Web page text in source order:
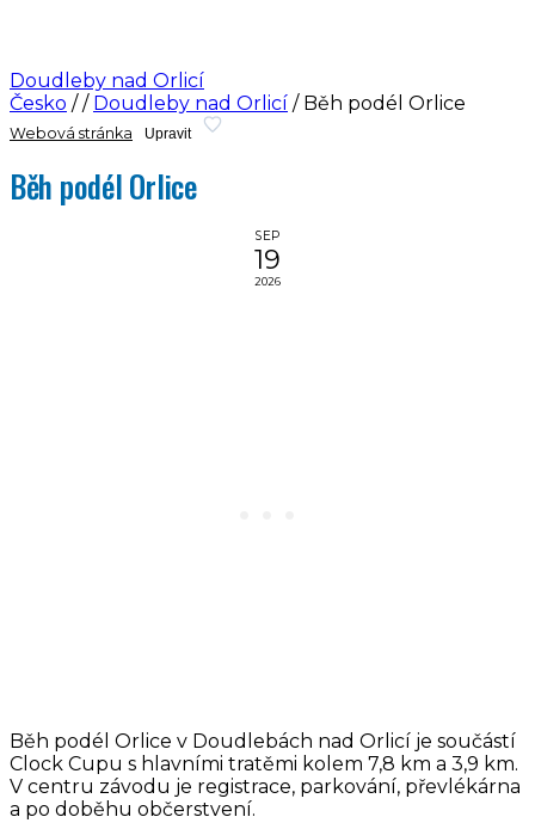
Doudleby nad Orlicí
Česko / / Doudleby nad Orlicí / Běh podél Orlice
Webová stránka Upravit
Běh podél Orlice
SEP
19
2026
Běh podél Orlice v Doudlebách nad Orlicí je součástí
Clock Cupu s hlavními tratěmi kolem 7,8 km a 3,9 km.
V centru závodu je registrace, parkování, převlékárna
a po doběhu občerstvení.